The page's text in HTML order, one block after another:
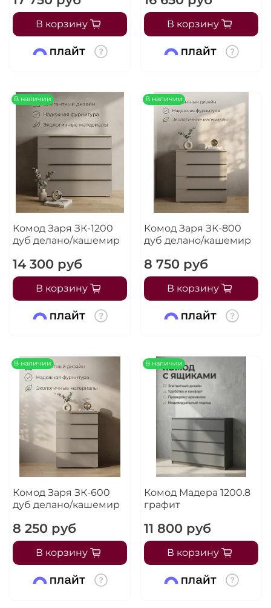
В корзину В корзину
В наличии
Комод Заря ЗК-1200
дуб делано/кашемир
14 300 руб
В корзину
В наличии
Комод Заря ЗК-800
дуб делано/кашемир
8 750 руб
В корзину
В наличии
Комод Заря ЗК-600
дуб делано/кашемир
8 250 руб
В корзину
В наличии
Комод Мадера 1200.8
графит
11 800 руб
В корзину